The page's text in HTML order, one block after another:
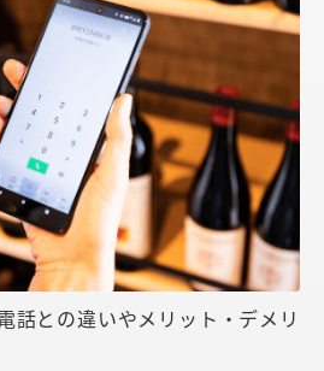
話との違いやメリット・デメリ